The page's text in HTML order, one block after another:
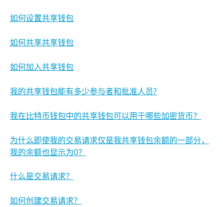
如何设置共享钱包
如何共享共享钱包
如何加入共享钱包
我的共享钱包能有多少参与者和批准人员?
我在比特币钱包中的共享钱包可以用于哪些加密货币？
为什么即使我的交易请求仅是我共享钱包余额的一部分，
我的余额也显示为0？
什么是交易请求？
如何创建交易请求？